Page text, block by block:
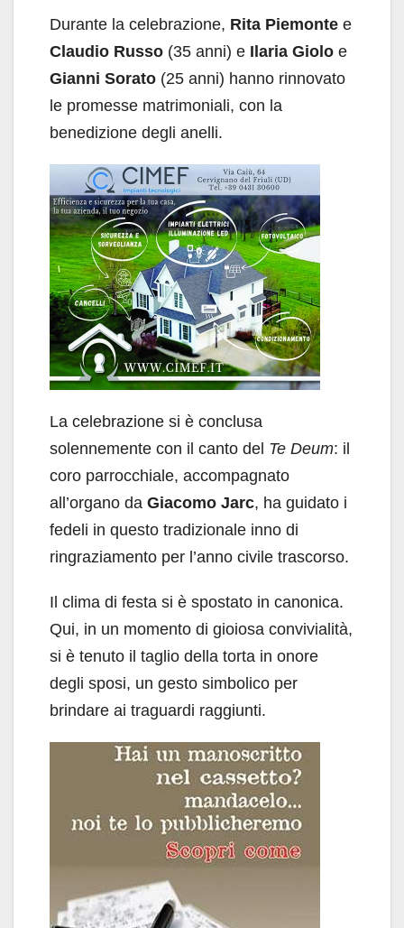
​​Durante la celebrazione, Rita Piemonte e
Claudio Russo (35 anni) e Ilaria Giolo e
Gianni Sorato (25 anni) hanno rinnovato
le promesse matrimoniali, con la
benedizione degli anelli.
La celebrazione si è conclusa
solennemente con il canto del Te Deum: il
coro parrocchiale, accompagnato
all’organo da Giacomo Jarc, ha guidato i
fedeli in questo tradizionale inno di
ringraziamento per l’anno civile trascorso.
Il clima di festa si è spostato in canonica.
Qui, in un momento di gioiosa convivialità,
si è tenuto il taglio della torta in onore
degli sposi, un gesto simbolico per
brindare ai traguardi raggiunti.